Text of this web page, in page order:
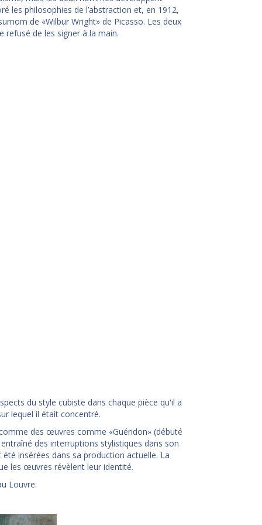
les philosophies de l’abstraction et, en 1912,
de «Wilbur Wright» de Picasso. Les deux
de les signer à la main.
du style cubiste dans chaque pièce qu'il a
lequel il était concentré.
des œuvres comme «Guéridon» (débuté
des interruptions stylistiques dans son
insérées dans sa production actuelle. La
les œuvres révèlent leur identité.
Louvre.